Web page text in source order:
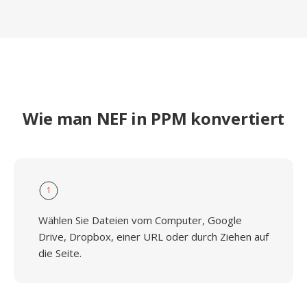
Wie man NEF in PPM konvertiert
1
Wählen Sie Dateien vom Computer, Google
Drive, Dropbox, einer URL oder durch Ziehen auf
die Seite.